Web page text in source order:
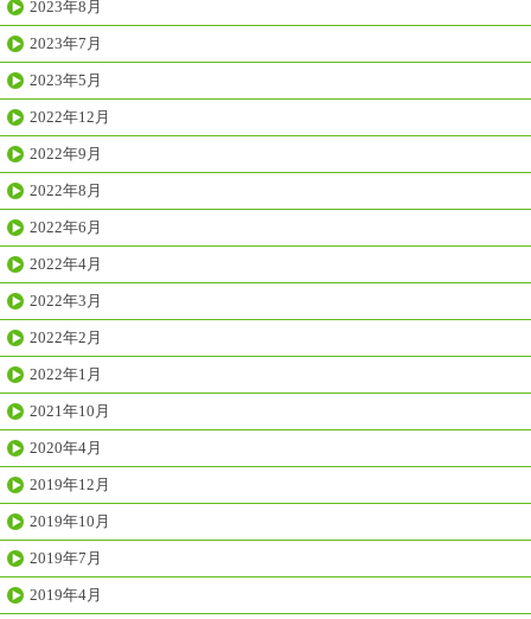
2023年8月
2023年7月
2023年5月
2022年12月
2022年9月
2022年8月
2022年6月
2022年4月
2022年3月
2022年2月
2022年1月
2021年10月
2020年4月
2019年12月
2019年10月
2019年7月
2019年4月